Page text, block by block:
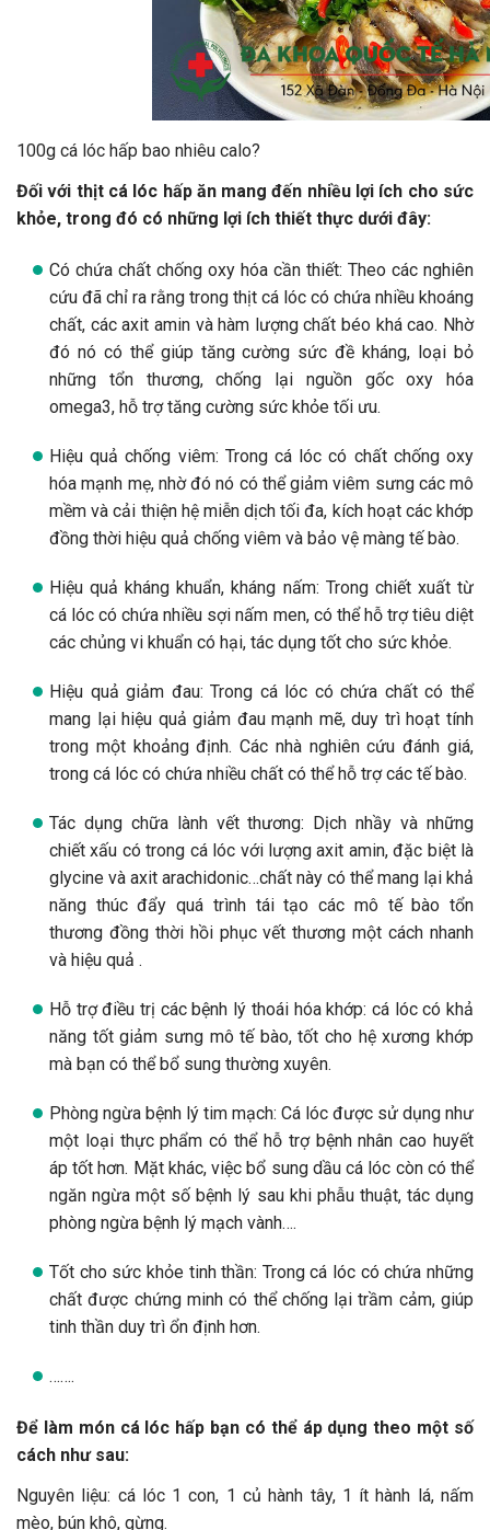
100g cá lóc hấp bao nhiêu calo?
Đối với thịt cá lóc hấp ăn mang đến nhiều lợi ích cho sức
khỏe, trong đó có những lợi ích thiết thực dưới đây:
Có chứa chất chống oxy hóa cần thiết: Theo các nghiên
cứu đã chỉ ra rằng trong thịt cá lóc có chứa nhiều khoáng
chất, các axit amin và hàm lượng chất béo khá cao. Nhờ
đó nó có thể giúp tăng cường sức đề kháng, loại bỏ
những tổn thương, chống lại nguồn gốc oxy hóa
omega3, hỗ trợ tăng cường sức khỏe tối ưu.
Hiệu quả chống viêm: Trong cá lóc có chất chống oxy
hóa mạnh mẹ, nhờ đó nó có thể giảm viêm sưng các mô
mềm và cải thiện hệ miễn dịch tối đa, kích hoạt các khớp
đồng thời hiệu quả chống viêm và bảo vệ màng tế bào.
Hiệu quả kháng khuẩn, kháng nấm: Trong chiết xuất từ
cá lóc có chứa nhiều sợi nấm men, có thể hỗ trợ tiêu diệt
các chủng vi khuẩn có hại, tác dụng tốt cho sức khỏe.
Hiệu quả giảm đau: Trong cá lóc có chứa chất có thể
mang lại hiệu quả giảm đau mạnh mẽ, duy trì hoạt tính
trong một khoảng định. Các nhà nghiên cứu đánh giá,
trong cá lóc có chứa nhiều chất có thể hỗ trợ các tế bào.
Tác dụng chữa lành vết thương: Dịch nhầy và những
chiết xấu có trong cá lóc với lượng axit amin, đặc biệt là
glycine và axit arachidonic…chất này có thể mang lại khả
năng thúc đẩy quá trình tái tạo các mô tế bào tổn
thương đồng thời hồi phục vết thương một cách nhanh
và hiệu quả .
Hỗ trợ điều trị các bệnh lý thoái hóa khớp: cá lóc có khả
năng tốt giảm sưng mô tế bào, tốt cho hệ xương khớp
mà bạn có thể bổ sung thường xuyên.
Phòng ngừa bệnh lý tim mạch: Cá lóc được sử dụng như
một loại thực phẩm có thể hỗ trợ bệnh nhân cao huyết
áp tốt hơn. Mặt khác, việc bổ sung dầu cá lóc còn có thể
ngăn ngừa một số bệnh lý sau khi phẫu thuật, tác dụng
phòng ngừa bệnh lý mạch vành….
Tốt cho sức khỏe tinh thần: Trong cá lóc có chứa những
chất được chứng minh có thể chống lại trầm cảm, giúp
tinh thần duy trì ổn định hơn.
…….
Để làm món cá lóc hấp bạn có thể áp dụng theo một số
cách như sau:
Nguyên liệu: cá lóc 1 con, 1 củ hành tây, 1 ít hành lá, nấm
mèo, bún khô, gừng.